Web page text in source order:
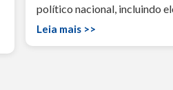
político nacional, incluindo
Leia mais >>